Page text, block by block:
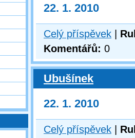
22. 1. 2010
Celý příspěvek
Komentářů: 0
Ubušínek
22. 1. 2010
Celý příspěvek